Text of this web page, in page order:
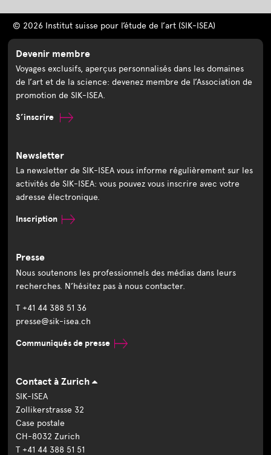
© 2026 Institut suisse pour l’étude de l’art (SIK-ISEA)
Devenir membre
Voyages exclusifs, aperçus personnalisés dans les domaines
de l’art et de la science: devenez membre de l’Association de
promotion de SIK-ISEA.
S’inscrire
Newsletter
La newsletter de SIK-ISEA vous informe régulièrement sur les
activités de SIK-ISEA: vous pouvez vous inscrire avec votre
adresse électronique.
Inscription
Presse
Nous soutenons les professionnels des médias dans leurs
recherches. N’hésitez pas à nous contacter.
T +41 44 388 51 36
presse@sik-isea.ch
Communiqués de presse
Contact à Zurich
SIK-ISEA
Zollikerstrasse 32
Case postale
CH-8032 Zurich
T +41 44 388 51 51